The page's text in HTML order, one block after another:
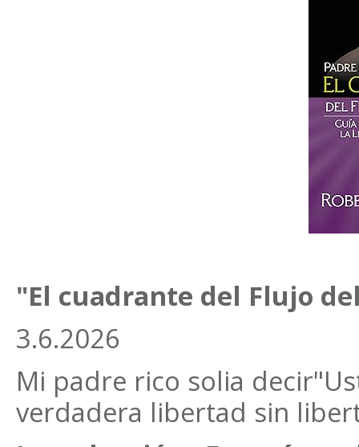
"El cuadrante del Flujo
3.6.2026
Mi padre rico solia
verdadera libertad sin